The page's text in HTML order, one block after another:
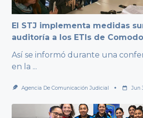
El STJ implementa medidas
auditoría a los ETIs de
Así se informó durante una
en la ...
Agencia De Comunicación Judicial Jun